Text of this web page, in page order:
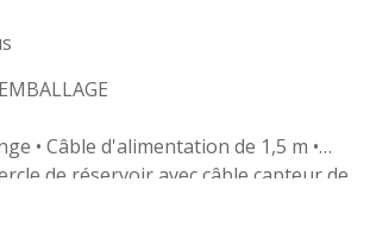
• Câble d'alimentation de 1,5 m •
de réservoir avec câble capteur de